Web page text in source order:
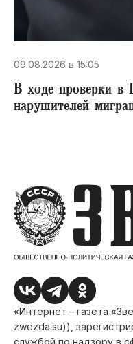
09.08.2026 в 15:05
В ходе проверки в
нарушителей
«Интернет – газета
zwezda.su)),
службой по надзору в